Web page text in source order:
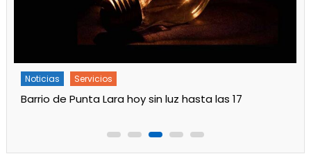
Noticias Servicios
Turnos de Farmacias de Julio 2026 en Ensenada